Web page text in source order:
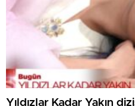
Yıldızlar Kadar Yakın